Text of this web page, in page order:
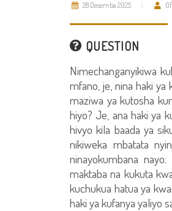
28 Desemba 2025
QUESTION
Nimechanganyikiwa
mfano, je, nina haki ya
maziwa ya kutosha
hiyo? Je, ana haki ya
hivyo kila baada ya
nikiweka mbatata
ninayokumbana
maktaba na kukuta
kuchukua hatua ya
haki ya kufanya yaliyo